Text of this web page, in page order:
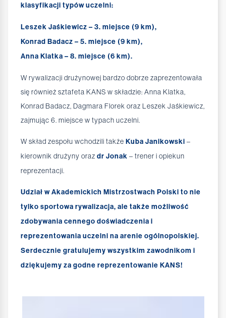
klasyfikacji typów uczelni:
Leszek Jaśkiewicz – 3. miejsce (9 km),
Konrad Badacz – 5. miejsce (9 km),
Anna Klatka – 8. miejsce (6 km).
W rywalizacji drużynowej bardzo dobrze zaprezentowała
się również sztafeta KANS w składzie: Anna Klatka,
Konrad Badacz, Dagmara Florek oraz Leszek Jaśkiewicz,
zajmując 6. miejsce w typach uczelni.
W skład zespołu wchodzili także Kuba Janikowski –
kierownik drużyny oraz dr Jonak – trener i opiekun
reprezentacji.
Udział w Akademickich Mistrzostwach Polski to nie
tylko sportowa rywalizacja, ale także możliwość
zdobywania cennego doświadczenia i
reprezentowania uczelni na arenie ogólnopolskiej.
Serdecznie gratulujemy wszystkim zawodnikom i
dziękujemy za godne reprezentowanie KANS!